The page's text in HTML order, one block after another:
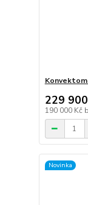
229
190 000 Kč
Novinka